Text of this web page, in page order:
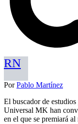
RN
PorPablo Martínez
El buscador de
Universal MK han
en el que se premiará